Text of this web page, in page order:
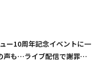
ー10周年記念イベントに一
声も…ライブ配信で謝罪